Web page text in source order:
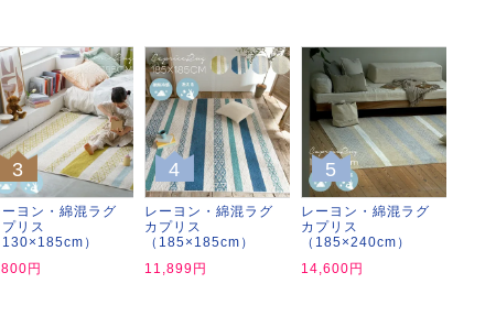
3
ーヨン・綿混ラグ
リス
130×185cm）
円
4
レーヨン・綿混ラグ
カプリス
（185×185cm）
11,899円
5
レーヨン・綿混ラグ
カプリス
（185×240cm）
14,600円